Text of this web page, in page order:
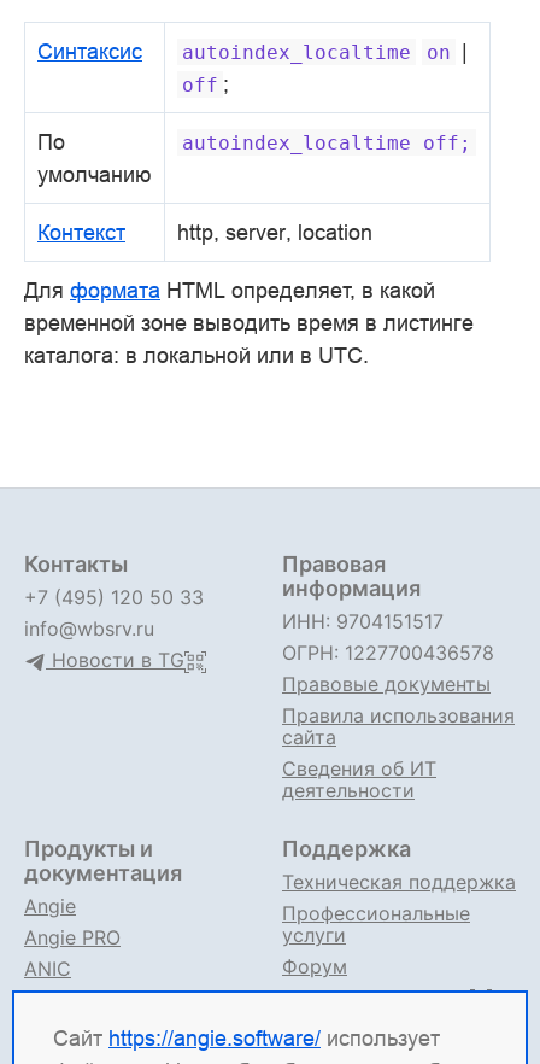
Синтаксис autoindex_localtime on |
off ;
По
умолчанию
autoindex_localtime off;
Контекст http, server, location
Для формата HTML определяет, в какой
временной зоне выводить время в листинге
каталога: в локальной или в UTC.
Сайт https://angie.software/ использует
Контакты
+7 (495) 120 50 33
info@wbsrv.ru
Новости в TG
Правовая
информация
ИНН: 9704151517
ОГРН: 1227700436578
Правовые документы
Правила использования
сайта
Сведения об ИТ
деятельности
Продукты и
документация
Angie
Angie PRO
ANIC
Angie ADC
Документация
Поддержка
Техническая поддержка
Профессиональные
услуги
Форум
Поддержка в TG